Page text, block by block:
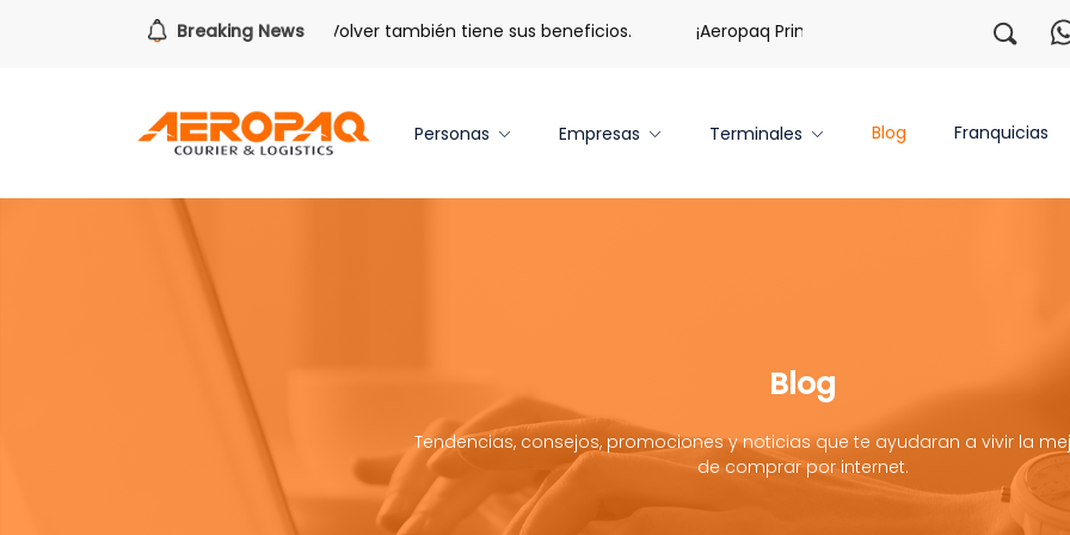
Breaking News
Para todo lo que viene. Volver también tiene sus beneficios. ¡Aeropaq Prime TE DA MÁS! ¡Regístrate
Personas Empresas Terminales Blog Franquicias
Blog
Tendencias, consejos, promociones y noticias que te ayudaran a vivir la
de comprar por internet.